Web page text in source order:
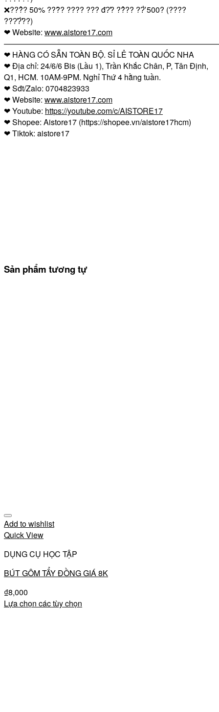
❌???̉? 50% ???̂̀? ???? ??? đ?̛? ??̉?? ??̛̀ 500? (????
???̛?̛̀??)
❤Website: www.aistore17.com
❤ HÀNG CÓ SẴN TOÀN BỘ. SỈ LẺ TOÀN QUỐC NHA
❤Địa chỉ: 24/6/6 Bis (Lầu 1), Trần Khắc Chân, P, Tân Định,
Q1, HCM. 10AM-9PM. Nghỉ Thứ 4 hằng tuần.
❤Sđt/Zalo: 0704823933
❤Website: www.aistore17.com
❤Youtube: https://youtube.com/c/AISTORE17
❤Shopee: Aistore17 (https://shopee.vn/aistore17hcm)
❤Tiktok: aistore17
Sản phẩm tương tự
Add to wishlist
Quick View
DỤNG CỤ HỌC TẬP
BÚT GÔM TẨY ĐỒNG GIÁ 8K
₫8,000
Lựa chọn các tùy chọn